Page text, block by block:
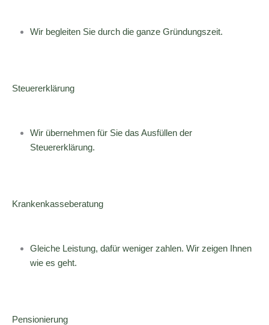
Wir begleiten Sie durch die ganze Gründungszeit.
Steuererklärung
Wir übernehmen für Sie das Ausfüllen der
Steuererklärung.
Krankenkasseberatung
Gleiche Leistung, dafür weniger zahlen. Wir zeigen Ihnen
wie es geht.
Pensionierung